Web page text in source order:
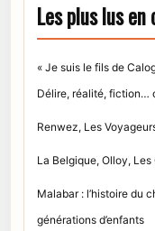
Les plus lus
« Je suis le fils de
Délire, réalité, fiction…
Renwez, Les
La Belgique, Olloy,
Malabar : l’histoire du
générations d’enfants